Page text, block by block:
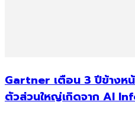
Gartner เตือน 3 ปีข้างหน้
ตัวส่วนใหญ่เกิดจาก AI